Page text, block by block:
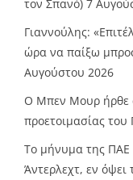
τον Σπανό) 7
Γιαννούλης:
ώρα να παίξω
Αυγούστου 2026
O Mπεν Μουρ ήρθε
προετοιμασίας
Το μήνυμα της ΠΑΕ
Άντερλεχτ, εν όψει